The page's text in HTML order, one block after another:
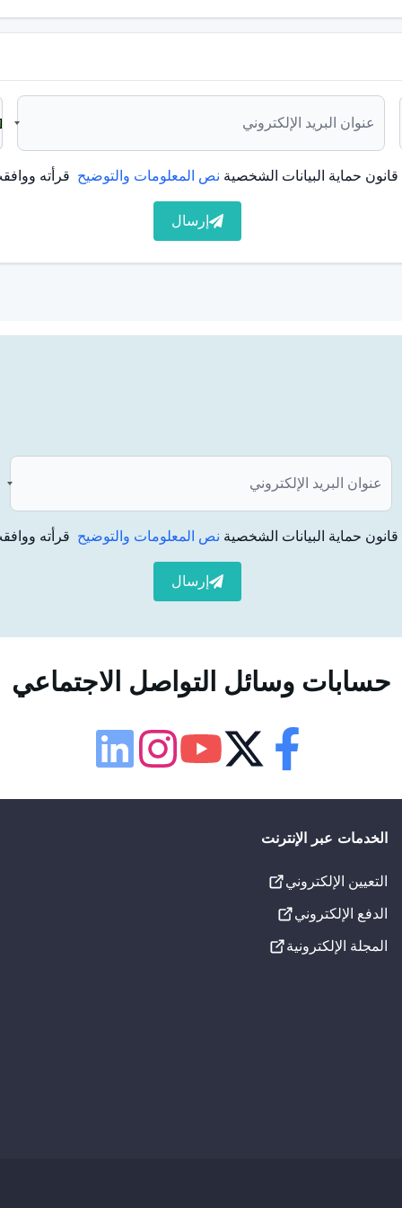
أيضًا التقليل من الأطعمة الحارة أو الحلوة بشكل
الألم، فمن المهم استشارة طبيب الأسنان أو طبيب الأسنان.
على صحتك العامة. يمكن أن يساعد تنظيف اللسان بشكل
إذا استمرت رائحة الفم الكريهة على الرغم من الحفاظ
إليك طريقة تنظيف اللسان خطوة بخطوة:
لتنظيف اللسان. يمكنك أيضًا اختيار محاليل تنظيف
الأمام من الجزء الخلفي من لسانك.
استخدام القوة المفرطة.
حماية البيانات الشخصية نص المعلومات والتوضيح قرأته
إرسال
لوحة إمكانية الوصول
الإعدادات المرئية
تسطير الروابط
تدرج الرمادي
حماية البيانات الشخصية نص المعلومات والتوضيح قرأته
إرسال
حسابات وسائل التواصل الاجتماعي
الخدمات عبر الإنترنت
التعيين الإلكتروني
الدفع الإلكتروني
المجلة الإلكترونية